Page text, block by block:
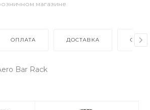
магазине
ОПЛАТА ДОСТАВКА
Bar Rack